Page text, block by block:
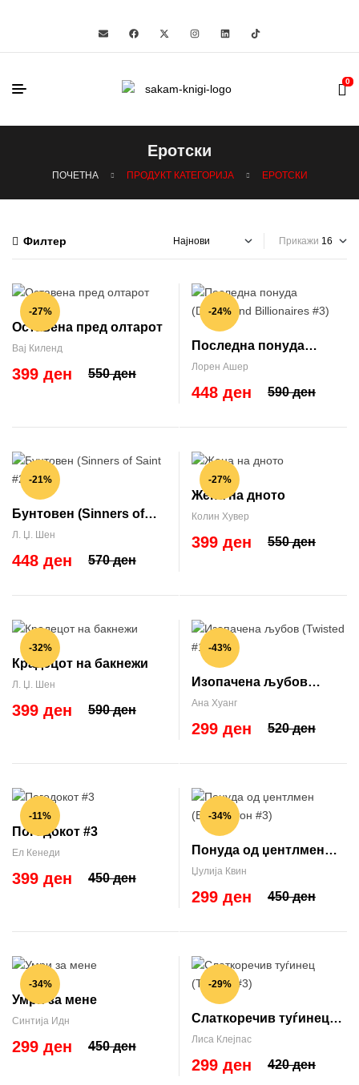
0
Еротски
ПОЧЕТНА ПРОДУКТ КАТЕГОРИЈА ЕРОТСКИ
Филтер Прикажи
-27%
Оставена пред олтарот
Вај Киленд
550 ден
399 ден
-24%
Последна понуда
(Dreamland Billionaires
#3)
Лорен Ашер
590 ден
448 ден
-21%
Бунтовен (Sinners of
Saint #2)
Л. Џ. Шен
570 ден
448 ден
-27%
Жена на дното
Колин Хувер
550 ден
399 ден
-32%
Крадецот на бакнежи
Л. Џ. Шен
590 ден
399 ден
-43%
Изопачена љубов
(Twisted #1)
Ана Хуанг
520 ден
299 ден
-11%
Погодокот #3
Ел Кенеди
450 ден
399 ден
-34%
Понуда од џентлмен
(Бриџертон #3)
Џулија Квин
450 ден
299 ден
-34%
Умри за мене
Синтија Идн
450 ден
299 ден
-29%
Слаткоречив туѓинец
(Тревис #3)
Лиса Клејпас
420 ден
299 ден